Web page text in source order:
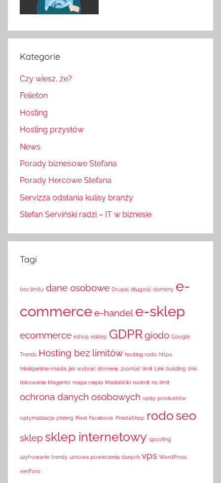
Kategorie
Czy wiesz, że?
Felieton
Hosting
Hosting przysłów
News
Porady biznesowe Stefana
Porady Hercowe Stefana
Servizza odsłania kulisy branży
Stefan Serviński radzi – IT w biznesie
Tagi
bez limitu dane osobowe Drupal długość domeny e-
commercee-handel e-sklep
ecommerce eshop esklep GDPRgiodo Google
Trends Hosting bez limitów hosting rodo https
Inteligentne miasta jak wybrać domenę Joomla! limit Link building linki
linkowanie Magento mapa ciepła MediaWiki nolimit no limit
ochrona danych osobowych opisy produktów
optymalizacja phising Pixel Facebook PrestaShop rodo seo
sklep sklep internetowy spoofing
szyfrowanie trendy umowa powierzenia danych vps WordPress
xenForo